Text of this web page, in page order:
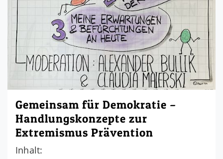
Gemeinsam für Demokratie –
Handlungskonzepte zur
Extremismus Prävention
Inhalt: